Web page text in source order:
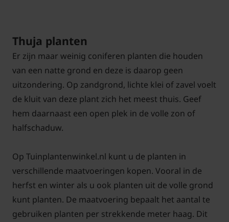
Thuja planten
Er zijn maar weinig coniferen planten die houden
van een natte grond en deze is daarop geen
uitzondering. Op zandgrond, lichte klei of zavel voelt
de kluit van deze plant zich het meest thuis. Geef
hem daarnaast een open plek in de volle zon of
halfschaduw.
Op Tuinplantenwinkel.nl kunt u de planten in
verschillende maatvoeringen kopen. Vooral in de
herfst en winter als u ook planten uit de volle grond
kunt planten. De maatvoering bepaalt het aantal te
gebruiken planten per strekkende meter haag. Dit